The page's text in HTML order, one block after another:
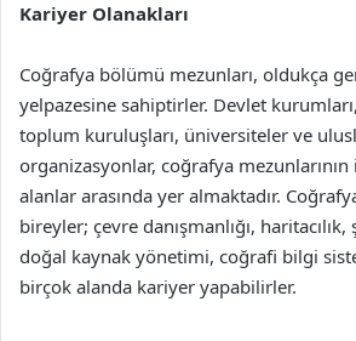
Kariyer Olanakları
Coğrafya bölümü mezunları, oldukça
yelpazesine sahiptirler. Devlet
toplum kuruluşları, üniversiteler ve
organizasyonlar, coğrafya mezunlarının
alanlar arasında yer almaktadır.
bireyler; çevre danışmanlığı,
doğal kaynak yönetimi, coğrafi bilgi
birçok alanda kariyer yapabilirler.